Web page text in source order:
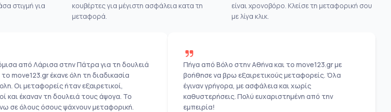
στιγμή για
κουβέρτες για μέγιστη ασφάλεια κατα τη
μεταφορά.
είναι χρονοβόρο. Κλείσε τη μεταφορική σου
με λίγα κλικ.
από Λάρισα στην Πάτρα για τη δουλειά
το move123.gr έκανε όλη τη διαδικασία
Οι μεταφορείς ήταν εξαιρετικοί,
και έκαναν τη δουλειά τους άψογα. Το
σε όλους όσους ψάχνουν μεταφορική.
Πήγα από Βόλο στην Αθήνα και το move123.gr με
βοήθησε να βρω εξαιρετικούς μεταφορείς. Όλα
έγιναν γρήγορα, με ασφάλεια και χωρίς
καθυστερήσεις. Πολύ ευχαριστημένη από την
εμπειρία!